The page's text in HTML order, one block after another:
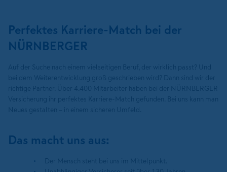
Perfektes Karriere-Match bei der
NÜRNBERGER
Das macht uns aus: